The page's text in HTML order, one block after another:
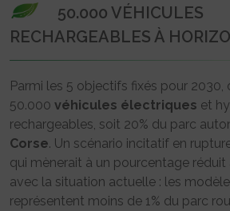
50.000 VÉHICULES
RECHARGEABLES À
Parmi les 5 objectifs fixés pour
50.000 véhicules électriques et
rechargeables, soit 20% du parc
Corse. Un scénario incitatif en
qui mènerait à un pourcentage réduit
avec la situation actuelle : les
représentent moins de 1% du parc